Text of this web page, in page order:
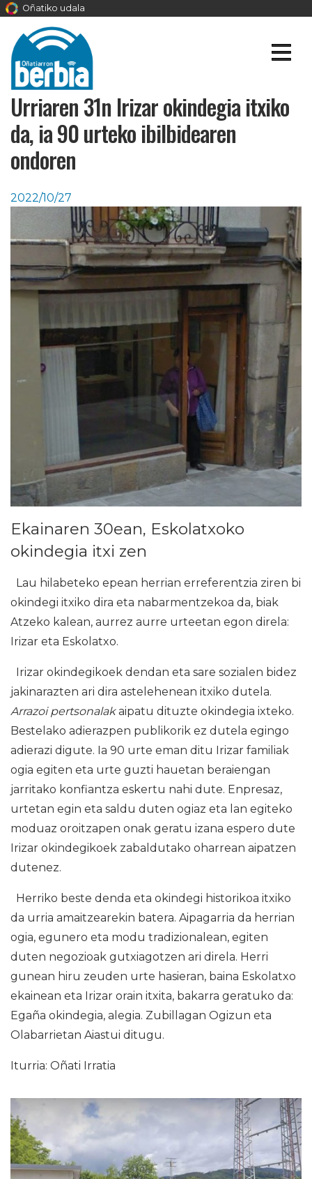
Oñatiko udala
Urriaren 31n Irizar okindegia itxiko
da, ia 90 urteko ibilbidearen
ondoren
2022/10/27
Ekainaren 30ean, Eskolatxoko
okindegia itxi zen
Lau hilabeteko epean herrian erreferentzia ziren bi
okindegi itxiko dira eta nabarmentzekoa da, biak
Atzeko kalean, aurrez aurre urteetan egon direla:
Irizar eta Eskolatxo.
Irizar okindegikoek dendan eta sare sozialen bidez
jakinarazten ari dira astelehenean itxiko dutela.
Arrazoi pertsonalakaipatu dituzte okindegia ixteko.
Bestelako adierazpen publikorik ez dutela egingo
adierazi digute. Ia 90 urte eman ditu Irizar familiak
ogia egiten eta urte guzti hauetan beraiengan
jarritako konfiantza eskertu nahi dute. Enpresaz,
urtetan egin eta saldu duten ogiaz eta lan egiteko
moduaz oroitzapen onak geratu izana espero dute
Irizar okindegikoek zabaldutako oharrean aipatzen
dutenez.
Herriko beste denda eta okindegi historikoa itxiko
da urria amaitzearekin batera. Aipagarria da herrian
ogia, egunero eta modu tradizionalean, egiten
duten negozioak gutxiagotzen ari direla. Herri
gunean hiru zeuden urte hasieran, baina Eskolatxo
ekainean eta Irizar orain itxita, bakarra geratuko da:
Egaña okindegia, alegia. Zubillagan Ogizun eta
Olabarrietan Aiastui ditugu.
Iturria: Oñati Irratia